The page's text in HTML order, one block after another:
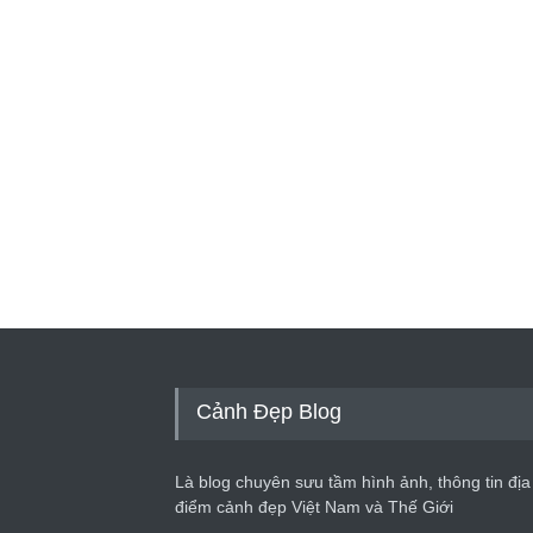
Cảnh Đẹp Blog
Là blog chuyên sưu tầm hình ảnh, thông tin địa
điểm cảnh đẹp Việt Nam và Thế Giới